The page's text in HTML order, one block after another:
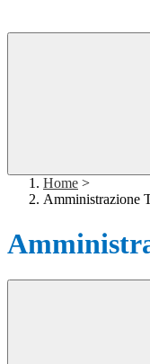
Home >
Amministrazione